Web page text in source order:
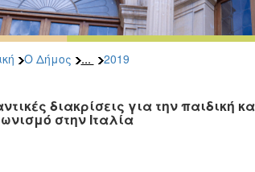
Ο Δήμος ... 2019
διακρίσεις για την παιδική
στην Ιταλία